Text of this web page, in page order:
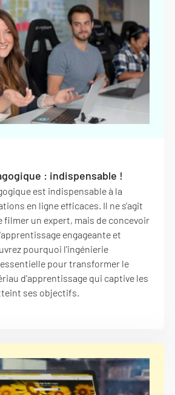
: indispensable !
est indispensable à la
en ligne efficaces. Il ne s'agit
filmer un expert, mais de concevoir
engageante et
pourquoi l'ingénierie
pour transformer le
d'apprentissage qui captive les
ses objectifs.